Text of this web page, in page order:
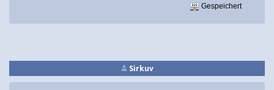
Gespeichert
Sirkuv